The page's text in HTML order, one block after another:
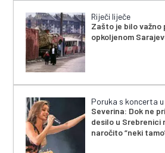
Riječi liječe
Zašto je bilo važno
opkoljenom
Poruka s koncerta
Severina: Dok ne
desilo u Srebrenici
naročito “neki